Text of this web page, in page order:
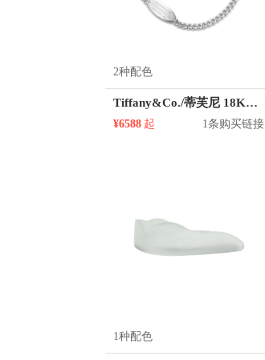
2种配色
Tiffany&Co./蒂芙尼 18K金玫瑰金镶嵌钻石手链
¥6588 起 1条购买链接
1种配色